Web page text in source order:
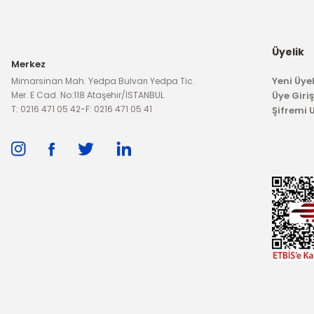
Merkez
Mimarsinan Mah. Yedpa Bulvarı Yedpa Tic.
Mer. E Cad. No:118 Ataşehir/İSTANBUL
T: 0216 471 05 42-F: 0216 471 05 41
Üyelik
Yeni
Üye
Şifremi